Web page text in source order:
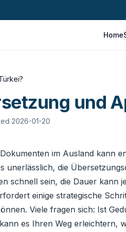
Home
und
2026-01-20
im Ausland kann
unerlässlich, die
schnell sein, die Dauer kann
einige strategische
Viele fragen sich: Ist
es Ihren Weg erleichtern,